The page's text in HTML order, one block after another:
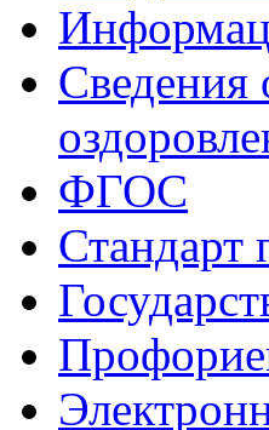
Сведения
ФГОС
Стандарт